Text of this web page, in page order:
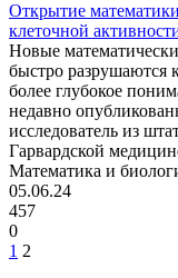
Открытие
клеточной
Новые
быстро разрушаются
более глубокое
недавно
исследователь из
Гарвардской
Математика и
05.06.24
457
0
1 2